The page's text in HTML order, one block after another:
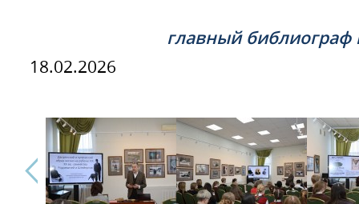
главный библиограф
18.02.2026